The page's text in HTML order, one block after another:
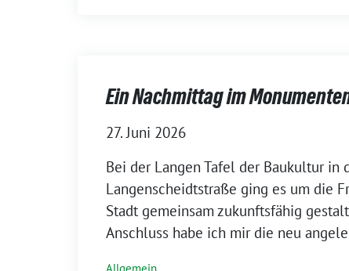
Ein Nachmittag im
27. Juni 2026
Bei der Langen Tafel der Baukultur in
Langenscheidtstraße ging es um die
Stadt gemeinsam zukunftsfähig
Anschluss habe ich mir die neu